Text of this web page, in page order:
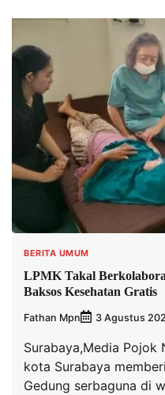
BERITA UMUM
LPMK Takal
Baksos Kesehatan Gratis
Fathan Mpn 3 Agustus
Surabaya,Media Pojok
kota Surabaya
Gedung serbaguna di